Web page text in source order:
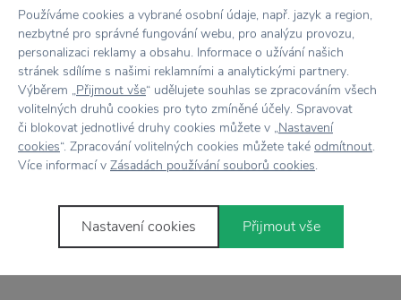
Stojí za pozornost
Používáme cookies a vybrané osobní údaje, např. jazyk a region,
nezbytné pro správné fungování webu, pro analýzu provozu,
personalizaci reklamy a obsahu. Informace o užívání našich
stránek sdílíme s našimi reklamními a analytickými partnery.
Výběrem „Přijmout vše“ udělujete souhlas se zpracováním všech
volitelných druhů cookies pro tyto zmíněné účely. Spravovat
či blokovat jednotlivé druhy cookies můžete v „Nastavení
cookies“. Zpracování volitelných cookies můžete také odmítnout.
Více informací v Zásadách používání souborů cookies.
Nastavení cookies Přijmout vše